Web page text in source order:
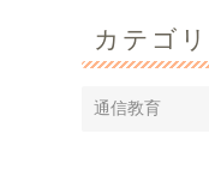
カテゴ